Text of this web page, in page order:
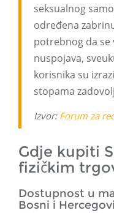
seksualnog
određena
potrebnog da se
nuspojava,
korisnika su
stopama
Izvor: Forum za
Gdje kupiti
fizičkim
Dostupnost u
Bosni i